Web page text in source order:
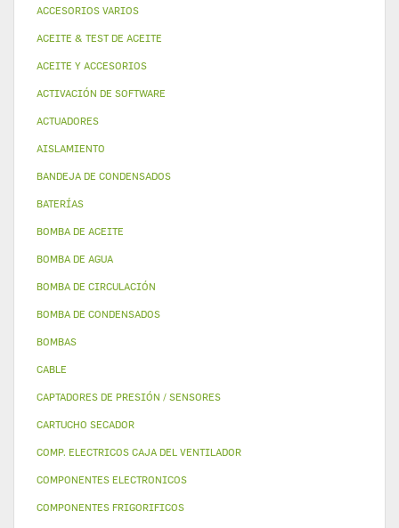
ACCESORIOS VARIOS
ACEITE & TEST DE ACEITE
ACEITE Y ACCESORIOS
ACTIVACIÓN DE SOFTWARE
ACTUADORES
AISLAMIENTO
BANDEJA DE CONDENSADOS
BATERÍAS
BOMBA DE ACEITE
BOMBA DE AGUA
BOMBA DE CIRCULACIÓN
BOMBA DE CONDENSADOS
BOMBAS
CABLE
CAPTADORES DE PRESIÓN / SENSORES
CARTUCHO SECADOR
COMP. ELECTRICOS CAJA DEL VENTILADOR
COMPONENTES ELECTRONICOS
COMPONENTES FRIGORIFICOS